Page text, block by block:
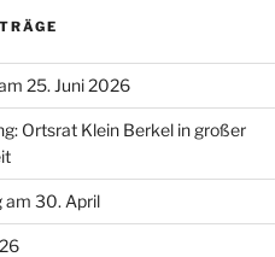
25. Juni 2026
Ortsrat Klein Berkel in großer
am 30. April